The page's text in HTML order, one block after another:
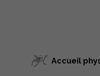
Accueil